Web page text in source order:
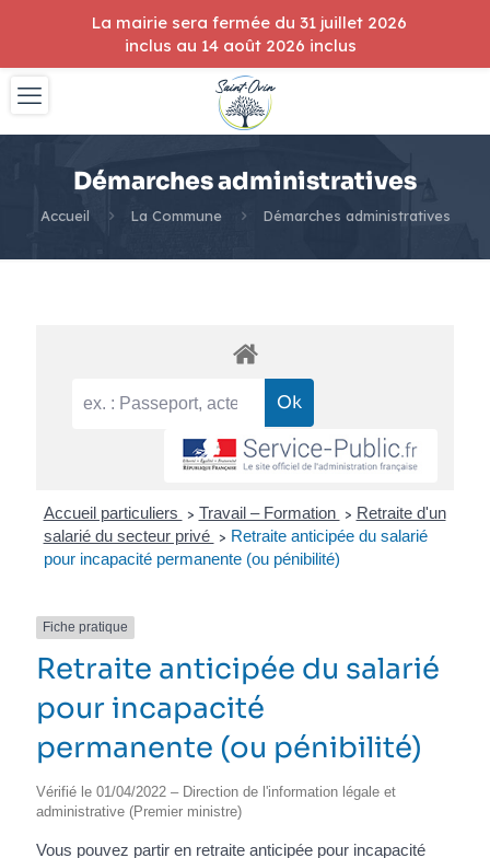
Démarches administratives
Accueil La Commune Démarches administratives
Accueil particuliers > Travail – Formation > Retraite d'un
salarié du secteur privé > Retraite anticipée du salarié
pour incapacité permanente (ou pénibilité)
Fiche pratique
Retraite anticipée du salarié
pour incapacité
permanente (ou pénibilité)
Vérifié le 01/04/2022 – Direction de l'information légale et
administrative (Premier ministre)
Vous pouvez partir en retraite anticipée pour incapacité
La mairie sera fermée du 31 juillet 2026
inclus au 14 août 2026 inclus